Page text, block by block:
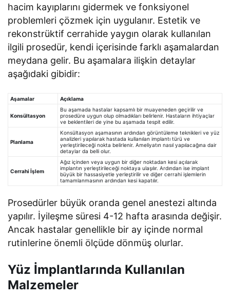
hacim kayıplarını gidermek ve fonksiyonel
problemleri çözmek için uygulanır. Estetik ve
rekonstrüktif cerrahide yaygın olarak kullanılan
ilgili prosedür, kendi içerisinde farklı aşamalardan
meydana gelir. Bu aşamalara ilişkin detaylar
aşağıdaki gibidir:
Aşamalar Açıklama
Konsültasyon
Bu aşamada hastalar kapsamlı bir muayeneden geçirilir ve
prosedüre uygun olup olmadıkları belirlenir. Hastaların ihtiyaçlar
ve beklentileri de yine bu aşamada tespit edilir.
Planlama
Konsültasyon aşamasının ardından görüntüleme teknikleri ve yüz
analizleri yapılarak hastada kullanılan implantı türü ve
yerleştirileceği nokta belirlenir. Ameliyatın nasıl yapılacağına dair
detaylar da belli olur.
Cerrahi İşlem
Ağız içinden veya uygun bir diğer noktadan kesi açılarak
implantın yerleştirileceği noktaya ulaşılır. Ardından ise implant
büyük bir hassasiyetle yerleştirilir ve diğer cerrahi işlemlerin
tamamlanmasının ardından kesi kapatılır.
Prosedürler büyük oranda genel anestezi altında
yapılır. İyileşme süresi 4-12 hafta arasında değişir.
Ancak hastalar genellikle bir ay içinde normal
rutinlerine önemli ölçüde dönmüş olurlar.
Yüz İmplantlarında Kullanılan
Malzemeler